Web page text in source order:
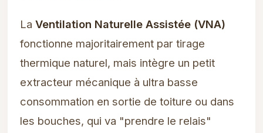
LaVentilation Naturelle Assistée (VNA)
fonctionne majoritairement par tirage
thermique naturel, mais intègre un petit
extracteur mécanique à ultra basse
consommation en sortie de toiture ou dans
les bouches, qui va "prendre le relais"